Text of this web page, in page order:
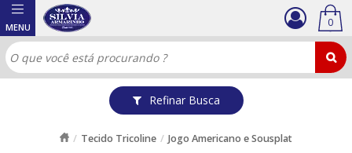
Refinar Busca
0
Tecido Tricoline Jogo Americano e Sousplat